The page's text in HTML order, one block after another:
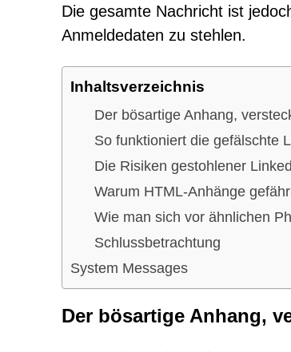
Die gesamte Nachricht ist
Anmeldedaten zu stehlen.
Inhaltsverzeichnis
Der bösartige Anhang,
So funktioniert die gefälschte
Die Risiken gestohlener
Warum HTML-Anhänge
Wie man sich vor ähnlichen
Schlussbetrachtung
System Messages
Der bösartige Anhang,